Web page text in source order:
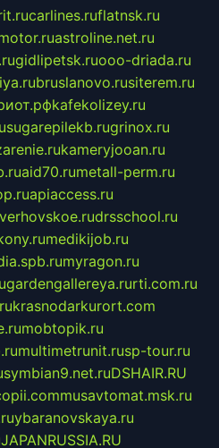
carlines.ruflatnsk.ru
astroline.net.ru
gidlipetsk.ruooo-driada.ru
bruslanovo.rusiterem.ru
kafekolizey.ru
sugarepilekb.rugrinox.ru
kameryjooan.ru
aid70.rumetall-perm.ru
apiaccess.ru
drsschool.ru
medikijob.ru
myragon.ru
gardengallereya.rurti.com.ru
krasnodarkurort.com
mobtopik.ru
multimetrunit.rusp-tour.ru
symbian9.net.ruDSHAIR.RU
musavtomat.msk.ru
ybaranovskaya.ru
JAPANRUSSIA.RU